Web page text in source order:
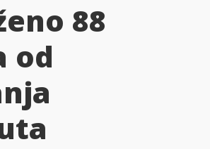
88
od